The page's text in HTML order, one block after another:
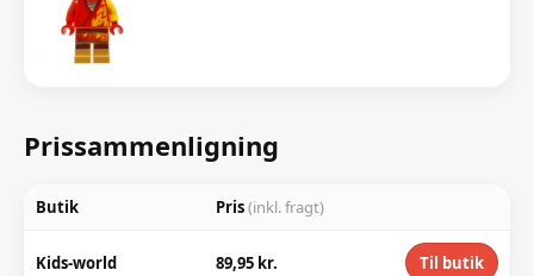
Prissammenligning
Butik Pris(inkl. fragt)
Kids-world 89,95 kr. Til butik